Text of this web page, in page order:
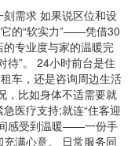
需求 如果说区位和设
它的“软实力”——凭借30
专业度与家的温暖完
待”。 24小时前台是住
车，还是咨询周边生活
，比如身体不适需要就
医疗支持;就连“住客迎
感受到温暖——一份手
满心意。 日常服务同